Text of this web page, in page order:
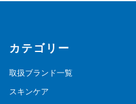
カテゴリー
取扱ブランド一覧
スキンケア